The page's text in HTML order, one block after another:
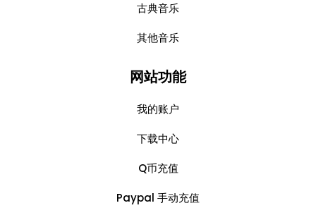
古典音乐
其他音乐
网站功能
我的账户
下载中心
Q币充值
Paypal 手动充值